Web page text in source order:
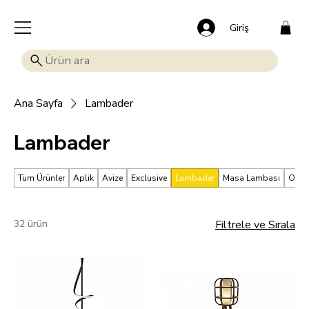
Giriş
Ana Sayfa Lambader
Lambader
Tüm Ürünler Aplik Avize Exclusive Lambader Masa Lambası
32 ürün Filtrele ve Sırala